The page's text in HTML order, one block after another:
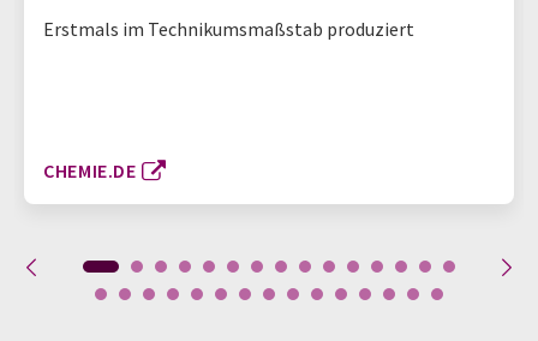
Erstmals im Technikumsmaßstab produziert
CHEMIE.DE